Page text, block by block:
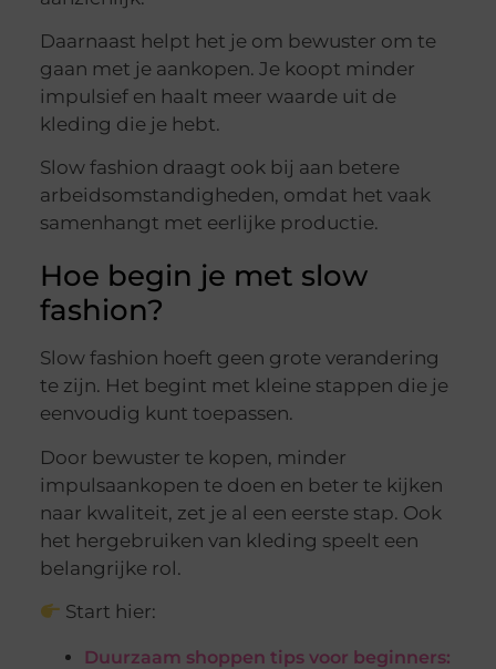
Daarnaast helpt het je om bewuster om te
gaan met je aankopen. Je koopt minder
impulsief en haalt meer waarde uit de
kleding die je hebt.
Slow fashion draagt ook bij aan betere
arbeidsomstandigheden, omdat het vaak
samenhangt met eerlijke productie.
Hoe begin je met slow
fashion?
Slow fashion hoeft geen grote verandering
te zijn. Het begint met kleine stappen die je
eenvoudig kunt toepassen.
Door bewuster te kopen, minder
impulsaankopen te doen en beter te kijken
naar kwaliteit, zet je al een eerste stap. Ook
het hergebruiken van kleding speelt een
belangrijke rol.
Start hier:
Duurzaam shoppen tips voor beginners: